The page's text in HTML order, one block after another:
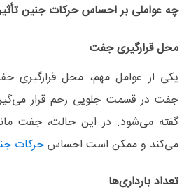
چه عواملی بر احساس حرکات جنین
محل قرارگیری جفت
یکی از عوامل مهم، محل قرارگیری
جفت در قسمت جلویی رحم قرار
گفته می‌شود. در این حالت، جفت
می‌کند و ممکن است احساسحرکات
تعداد بارداری‌ها